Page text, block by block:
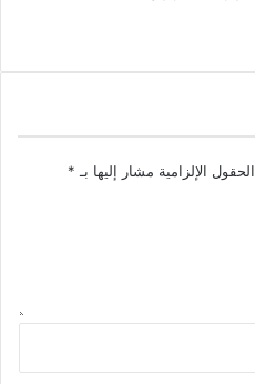
الحقول الإلزامية مشار إليها بـ *